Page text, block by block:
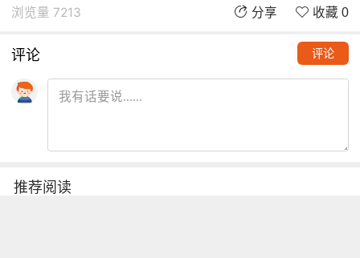
浏览量 7213 分享 收藏 0
评论 评论
推荐阅读